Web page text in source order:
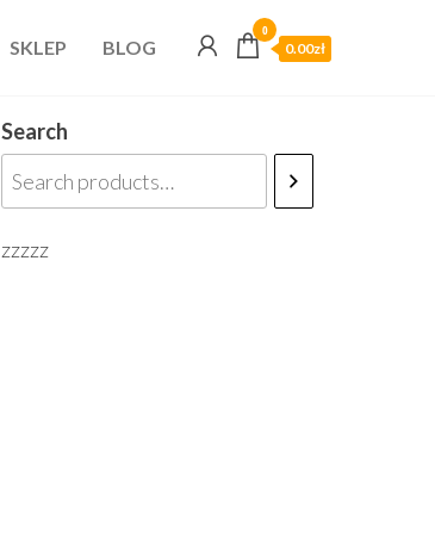
SKLEP BLOG
0
0.00zł
Search
zzzzz